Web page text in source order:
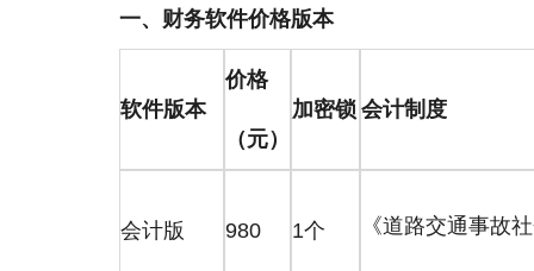
一、财务软件价格版本
软件版本
价格
（元）
加密锁 会计制度
会计版 980 1个 《道路交通事故